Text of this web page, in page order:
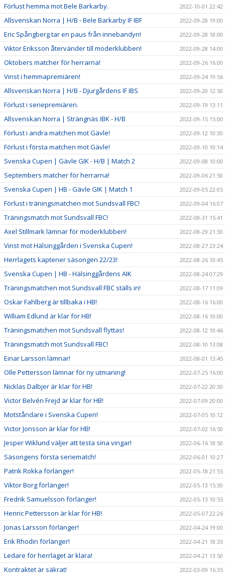
Förlust hemma mot Bele Barkarby. 2022-10-01 22:42
Allsvenskan Norra | H/B - Bele Barkarby IF IBF 2022-09-28 19:00
Eric Spångberg tar en paus från innebandyn! 2022-09-28 18:00
Viktor Eriksson återvänder till moderklubben! 2022-09-28 14:00
Oktobers matcher för herrarna! 2022-09-26 16:00
Vinst i hemmapremiären! 2022-09-24 19:56
Allsvenskan Norra | H/B - Djurgårdens IF IBS 2022-09-20 12:50
Förlust i seriepremiären. 2022-09-19 13:11
Allsvenskan Norra | Strängnäs IBK - H/B 2022-09-15 15:00
Förlust i andra matchen mot Gävle! 2022-09-12 10:30
Förlust i första matchen mot Gävle! 2022-09-10 10:14
Svenska Cupen | Gävle GIK - H/B | Match 2 2022-09-08 10:00
Septembers matcher för herrarna! 2022-09-06 21:50
Svenska Cupen | HB - Gävle GIK | Match 1 2022-09-05 22:05
Förlust i träningsmatchen mot Sundsvall FBC! 2022-09-04 16:07
Träningsmatch mot Sundsvall FBC! 2022-08-31 15:41
Axel Stillmark lämnar för moderklubben! 2022-08-29 21:30
Vinst mot Hälsinggården i Svenska Cupen! 2022-08-27 23:24
Herrlagets kaptener säsongen 22/23! 2022-08-26 10:45
Svenska Cupen | HB - Hälsinggårdens AIK 2022-08-24 07:29
Träningsmatchen mot Sundsvall FBC ställs in! 2022-08-17 11:09
Oskar Fahlberg är tillbaka i HB! 2022-08-16 16:00
William Edlund är klar för HB! 2022-08-16 10:00
Träningsmatchen mot Sundsvall flyttas! 2022-08-12 10:46
Träningsmatch mot Sundsvall FBC! 2022-08-10 13:08
Einar Larsson lämnar! 2022-08-01 13:45
Olle Pettersson lämnar för ny utmaning! 2022-07-25 16:00
Nicklas Dalbjer är klar för HB! 2022-07-22 20:30
Victor Belvén Frejd är klar för HB! 2022-07-09 20:00
Motståndare i Svenska Cupen! 2022-07-05 10:12
Victor Jonsson är klar för HB! 2022-07-02 16:50
Jesper Wiklund väljer att testa sina vingar! 2022-06-16 18:50
Säsongens första seriematch! 2022-06-01 10:27
Patrik Rokka förlänger! 2022-05-18 21:55
Viktor Borg förlänger! 2022-05-13 15:30
Fredrik Samuelsson förlänger! 2022-05-13 10:55
Henric Pettersson är klar för HB! 2022-05-07 22:26
Jonas Larsson förlänger! 2022-04-24 19:00
Erik Rhodin förlänger! 2022-04-21 18:33
Ledare för herrlaget är klara! 2022-04-21 13:50
Kontraktet är säkrat! 2022-03-09 16:35